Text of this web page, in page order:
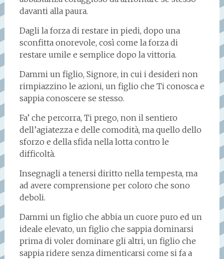
davanti alla paura.
Dagli la forza di restare in piedi, dopo una
sconfitta onorevole, così come la forza di
restare umile e semplice dopo la vittoria.
Dammi un figlio, Signore, in cui i desideri non
rimpiazzino le azioni, un figlio che Ti conosca e
sappia conoscere se stesso.
Fa’ che percorra, Ti prego, non il sentiero
dell’agiatezza e delle comodità, ma quello dello
sforzo e della sfida nella lotta contro le
difficoltà.
Insegnagli a tenersi diritto nella tempesta, ma
ad avere comprensione per coloro che sono
deboli.
Dammi un figlio che abbia un cuore puro ed un
ideale elevato, un figlio che sappia dominarsi
prima di voler dominare gli altri, un figlio che
sappia ridere senza dimenticarsi come si fa a